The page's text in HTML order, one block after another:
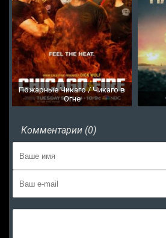
Пожарные Чикаго / Чикаго в
Огне
Комментарии (0)